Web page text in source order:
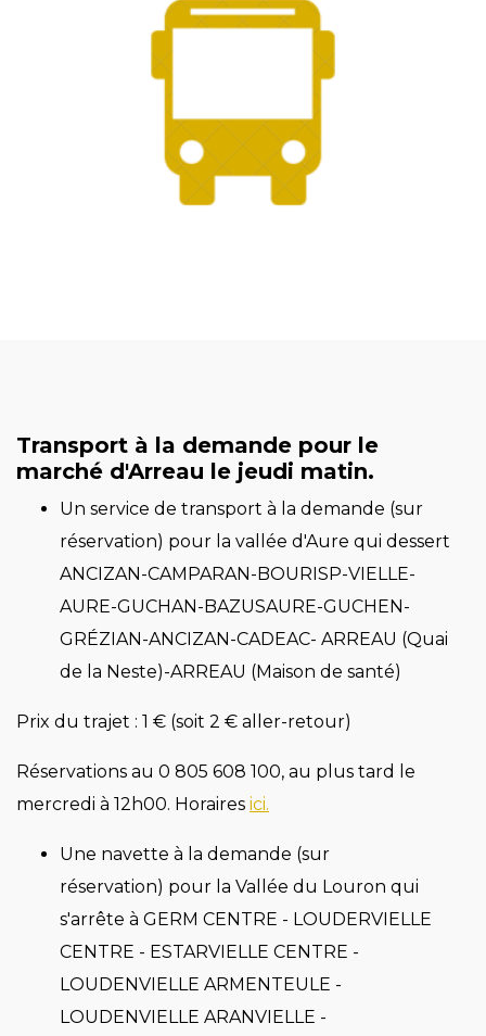
Transport à la demande pour le
marché d'Arreau le jeudi matin.
Un service de transport à la demande (sur
réservation) pour la vallée d'Aure qui dessert
ANCIZAN-CAMPARAN-BOURISP-VIELLE-
AURE-GUCHAN-BAZUSAURE-GUCHEN-
GRÉZIAN-ANCIZAN-CADEAC- ARREAU (Quai
de la Neste)-ARREAU (Maison de santé)
Prix du trajet : 1 € (soit 2 € aller-retour)
Réservations au 0 805 608 100, au plus tard le
mercredi à 12h00. Horaires ici.
Une navette à la demande (sur
réservation) pour la Vallée du Louron qui
s'arrête à GERM CENTRE - LOUDERVIELLE
CENTRE - ESTARVIELLE CENTRE -
LOUDENVIELLE ARMENTEULE -
LOUDENVIELLE ARANVIELLE -